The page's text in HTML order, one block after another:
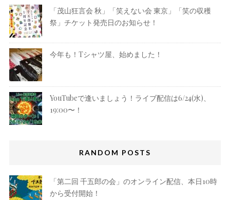
「茂山狂言会 秋」「笑えない会 東京」「笑の収穫
祭」チケット発売日のお知らせ！
今年も！Tシャツ屋、始めました！
YouTubeで逢いましょう！ライブ配信は6/24(水)、
19:00〜！
RANDOM POSTS
「第二回 千五郎の会」のオンライン配信、本日10時
から受付開始！